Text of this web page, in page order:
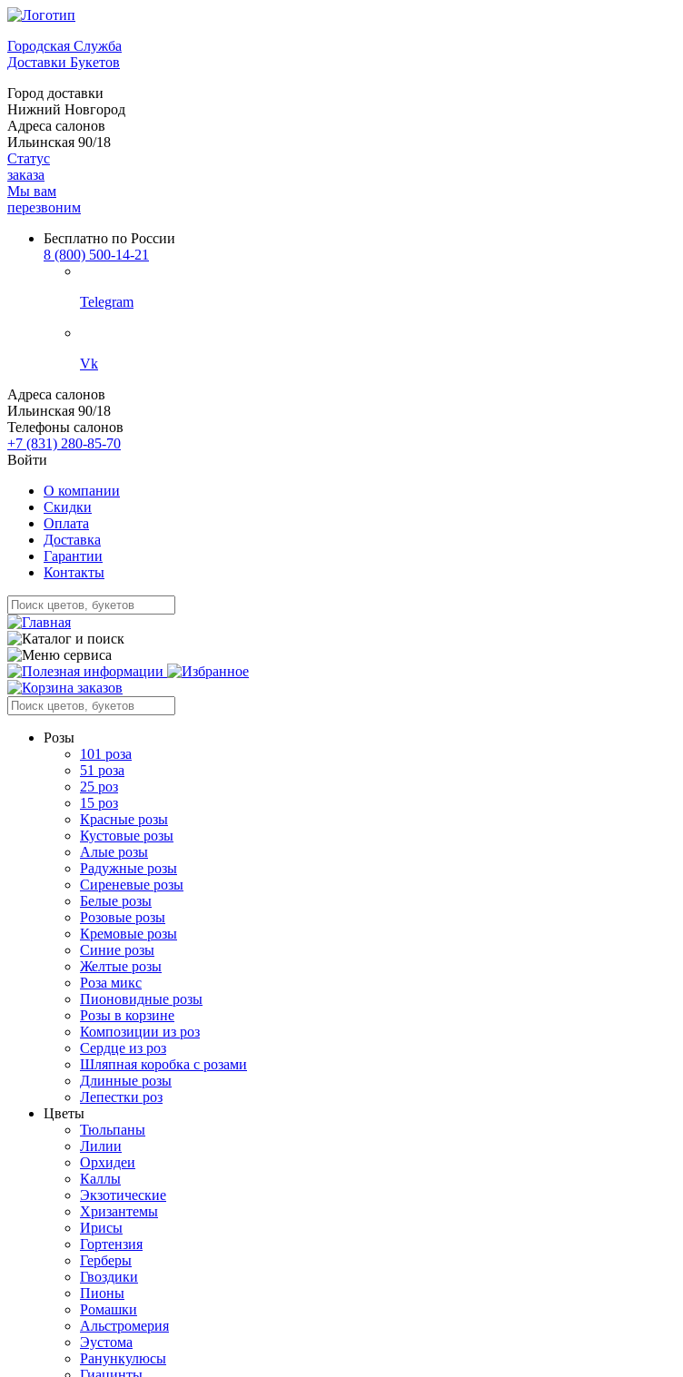
Городская Служба
Доставки Букетов
Город доставки
Нижний Новгород
Адреса салонов
Ильинская 90/18
Статус
заказа
Мы вам
перезвоним
Бесплатно по России
8 (800) 500-14-21
Telegram
Vk
Адреса салонов
Ильинская 90/18
Телефоны салонов
+7 (831) 280-85-70
Войти
О компании
Скидки
Оплата
Доставка
Гарантии
Контакты
Розы
101 роза
51 роза
25 роз
15 роз
Красные розы
Кустовые розы
Алые розы
Радужные розы
Сиреневые розы
Белые розы
Розовые розы
Кремовые розы
Синие розы
Желтые розы
Роза микс
Пионовидные розы
Розы в корзине
Композиции из роз
Сердце из роз
Шляпная коробка с розами
Длинные розы
Лепестки роз
Цветы
Тюльпаны
Лилии
Орхидеи
Каллы
Экзотические
Хризантемы
Ирисы
Гортензия
Герберы
Гвоздики
Пионы
Ромашки
Альстромерия
Эустома
Ранункулюсы